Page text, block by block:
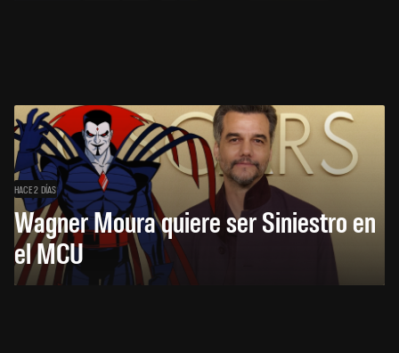
HACE 2 DÍAS
Wagner Moura quiere ser Siniestro en
el MCU